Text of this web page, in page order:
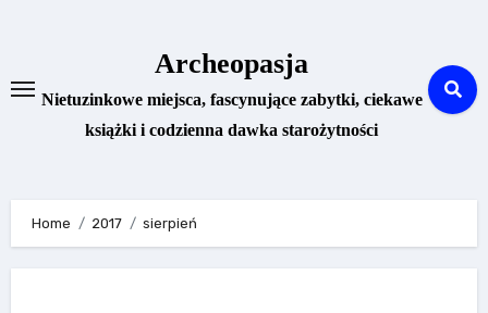
Archeopasja
Nietuzinkowe miejsca, fascynujące zabytki, ciekawe
książki i codzienna dawka starożytności
Home 2017 sierpień